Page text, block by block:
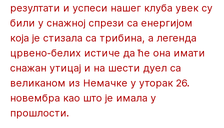
резултати и успеси нашег клуба увек су
били у снажној спрези са енергијом
која је стизала са трибина, а легенда
црвено-белих истиче да ће она имати
снажан утицај и на шести дуел са
великаном из Немачке у уторак 26.
новембра као што је имала у
прошлости.